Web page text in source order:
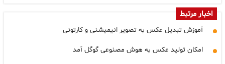
اخبار مرتبط
آموزش تبدیل عکس به تصویر انیمیشنی و کارتونی
امکان تولید عکس به هوش مصنوعی گوگل آمد